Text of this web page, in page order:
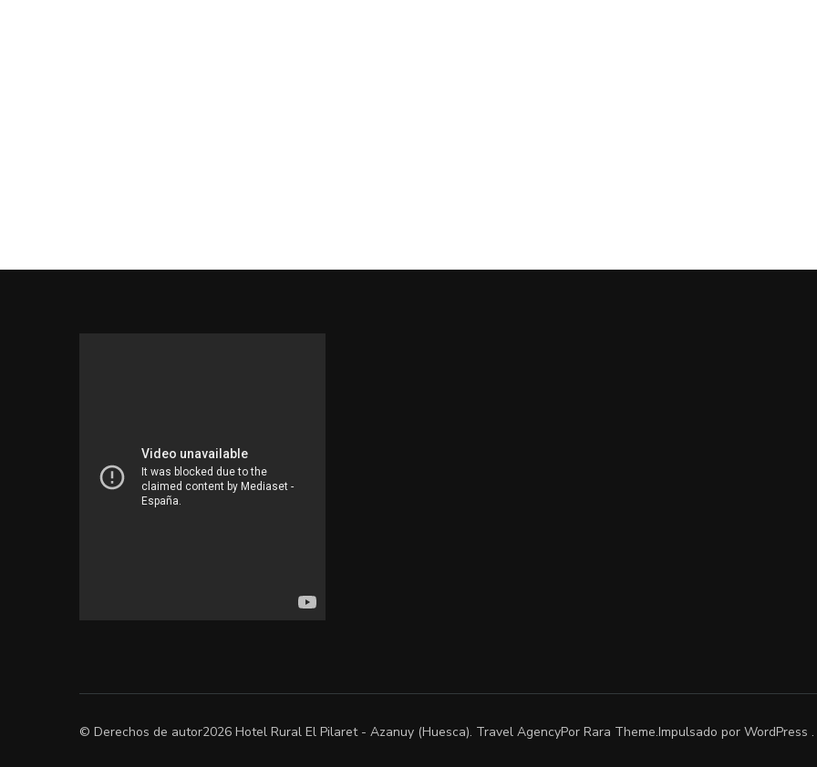
© Derechos de autor2026 Hotel Rural El Pilaret - Azanuy (Huesca). Travel AgencyPor Rara Theme.Impulsado por WordPress .